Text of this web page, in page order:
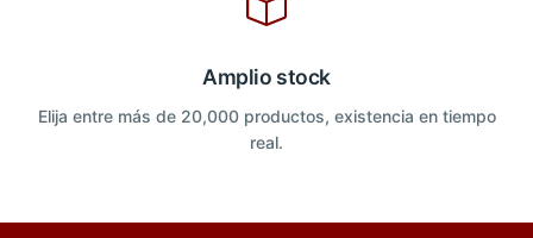
Amplio stock
Elija entre más de 20,000 productos, existencia en tiempo
real.